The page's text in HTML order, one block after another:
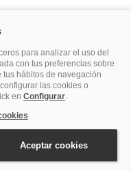
los derechos reservados.